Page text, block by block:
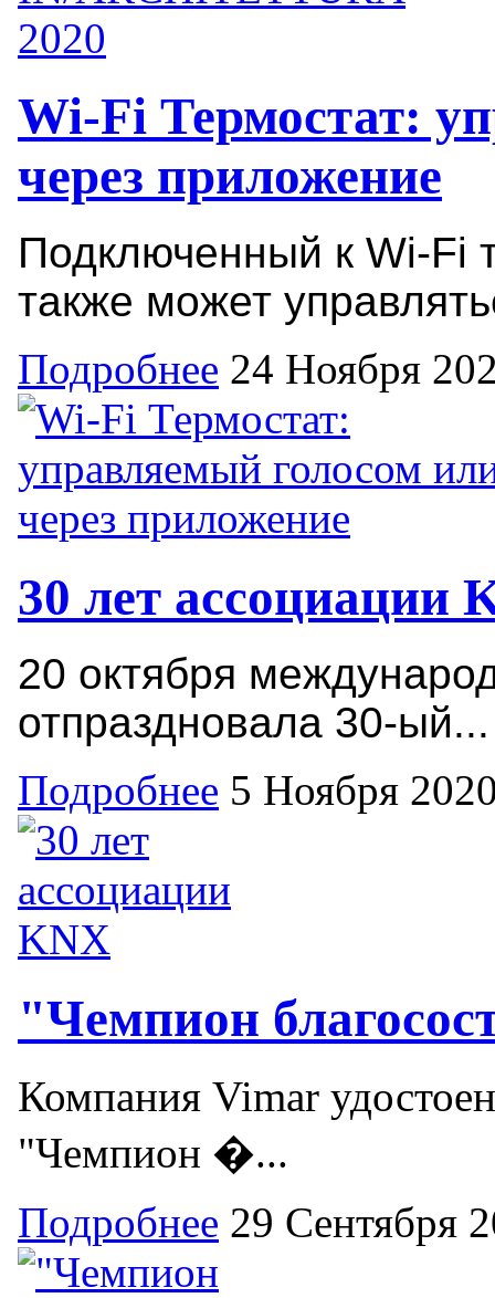
Wi-Fi Термостат:
через приложение
Подключенный к Wi-Fi
также может
Подробнее 24 Ноября
30 лет ассоциации
20 октября
отпраздновала 30-ый...
Подробнее 5 Ноября
"Чемпион
Компания Vimar
"Чемпион �...
Подробнее 29 Сентября